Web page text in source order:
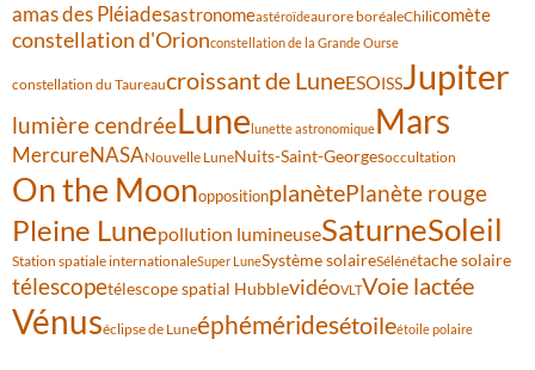
amas des Pléiadesastronomeastéroïdeaurore boréaleChilicomète
constellation d'Orionconstellation de la Grande Ourse
constellation du Taureaucroissant de LuneESOISSJupiter
lumière cendréeLune lunette astronomiqueMars
MercureNASANouvelle LuneNuits-Saint-Georgesoccultation
On the MoonoppositionplanètePlanète rouge
Pleine Lunepollution lumineuseSaturneSoleil
Station spatiale internationaleSuper LuneSystème solaireSélénétache solaire
télescopetélescope spatial HubblevidéoVLTVoie lactée
Vénuséclipse de Luneéphéméridesétoileétoile polaire